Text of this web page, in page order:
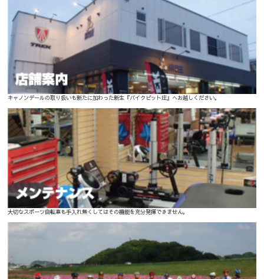
キャノンデールの取り扱いも新たに加わった新生『バイクピット庄』へお越しください。
大切なスポーツ自転車も手入れ無くしてはその機能を充分発揮できません。